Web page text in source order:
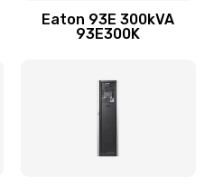
Eaton 93E 300kVA
93E300K